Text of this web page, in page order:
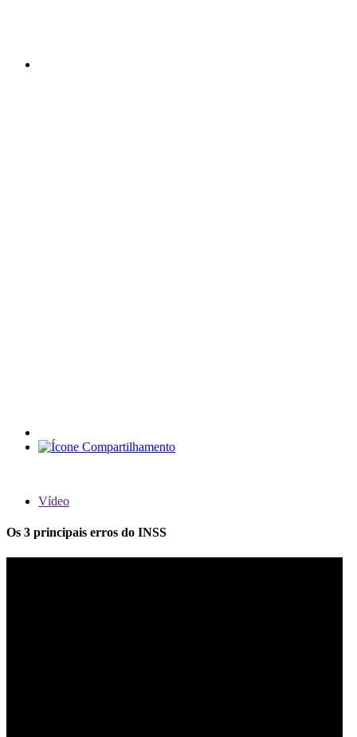
Vídeo
Os 3 principais erros do INSS